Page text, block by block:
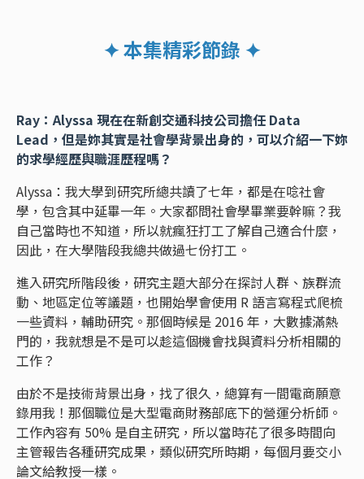
✦ 本集精彩節錄 ✦
Ray：Alyssa 現在在新創交通科技公司擔任 Data
Lead，但是妳其實是社會學背景出身的，可以介紹一下妳
的求學經歷與職涯歷程嗎？
Alyssa：我大學到研究所總共讀了七年，都是在唸社會
學，包含其中延畢一年。大家都問社會學畢業要幹嘛？我
自己當時也不知道，所以就瘋狂打工了解自己適合什麼，
因此，在大學階段我總共做過七份打工。
進入研究所階段後，研究主題大部分在探討人群、族群流
動、地區定位等議題，也開始學會使用 R 語言寫程式爬梳
一些資料，輔助研究。那個時候是 2016 年，大數據滿熱
門的，我就想是不是可以趁這個機會找與資料分析相關的
工作？
由於不是技術背景出身，找了很久，總算有一間電商願意
錄用我！那個職位是大型電商財務部底下的營運分析師。
工作內容有 50% 是自主研究，所以當時花了很多時間向
主管報告各種研究成果，類似研究所時期，每個月要交小
論文給教授一樣。